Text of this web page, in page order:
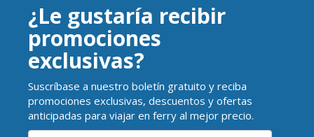
¿Le gustaría recibir
promociones
exclusivas?
Suscríbase a nuestro boletín gratuito y reciba
promociones exclusivas, descuentos y ofertas
anticipadas para viajar en ferry al mejor precio.